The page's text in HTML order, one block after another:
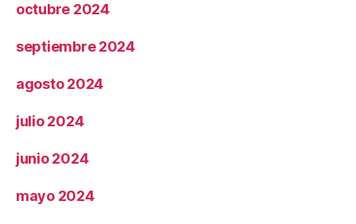
octubre 2024
septiembre 2024
agosto 2024
julio 2024
junio 2024
mayo 2024